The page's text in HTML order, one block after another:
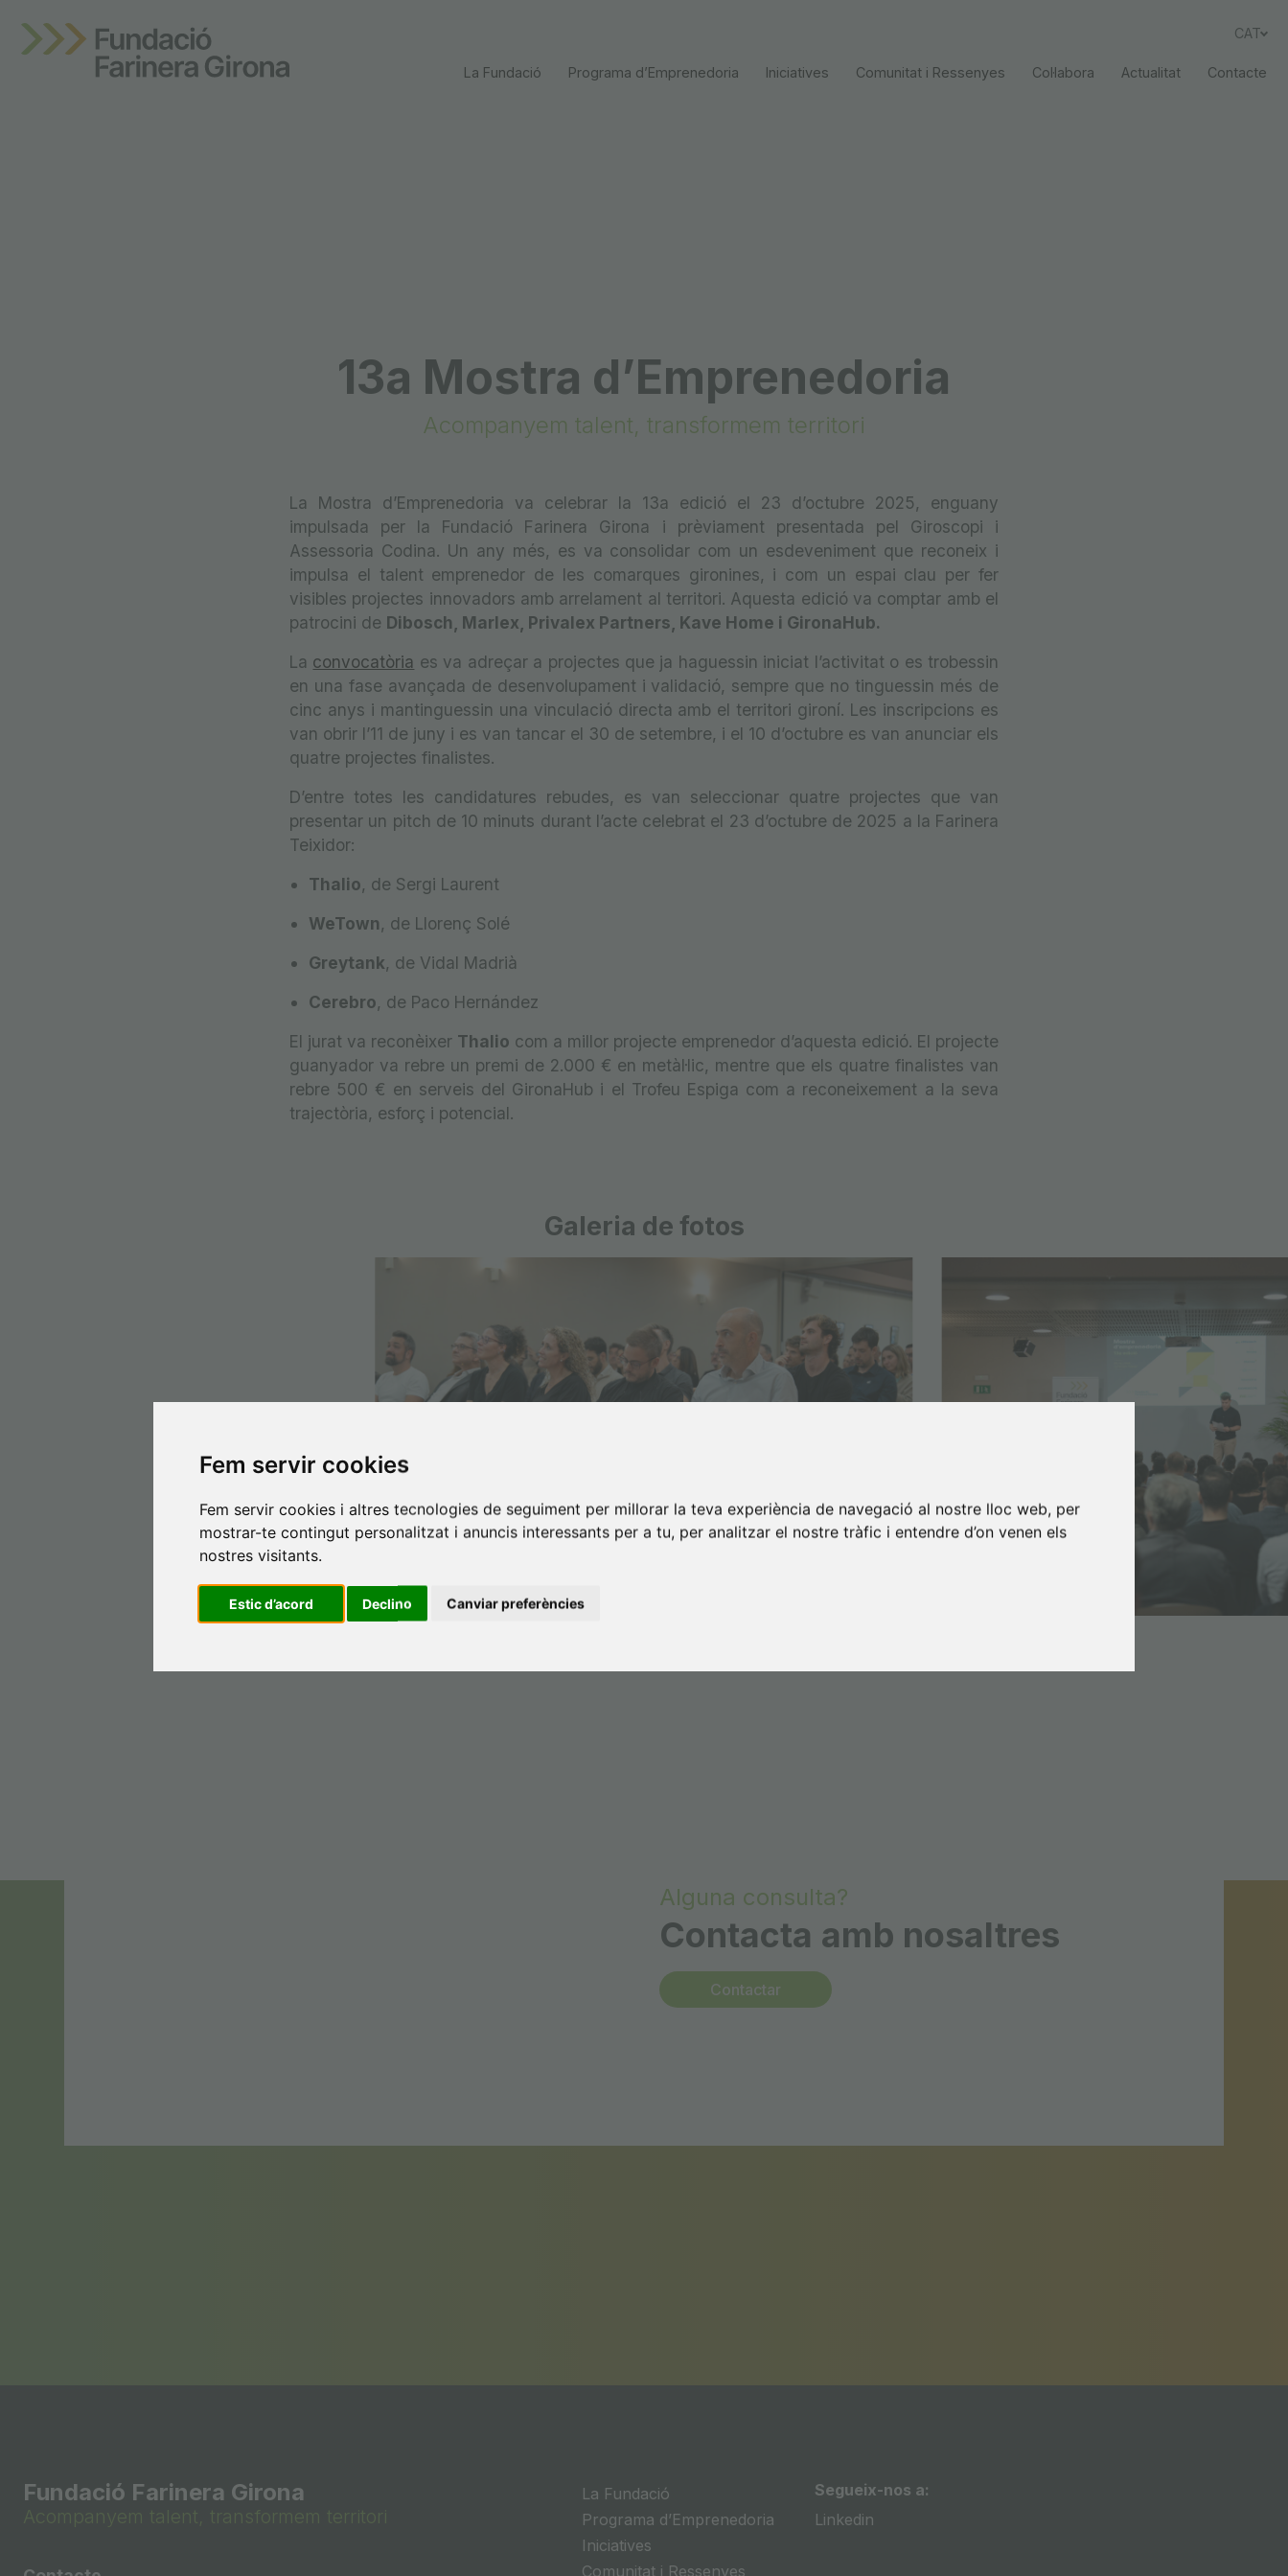
Fem servir cookies
Fem servir cookies i altres tecnologies de seguiment per millorar la teva experiència de navegació al nostre lloc web, per
mostrar-te contingut personalitzat i anuncis interessants per a tu, per analitzar el nostre tràfic i entendre d’on venen els
nostres visitants.
Estic d’acord Declino Canviar preferències
CAT
La Fundació Programa dʼEmprenedoria Iniciatives Comunitat i Ressenyes Col·labora Actualitat Contacte
13a Mostra d’Emprenedoria
Acompanyem talent, transformem territori
La Mostra d’Emprenedoria va celebrar la 13a edició el 23 d’octubre 2025, enguany
impulsada per la Fundació Farinera Girona i prèviament presentada pel Giroscopi i
Assessoria Codina. Un any més, es va consolidar com un esdeveniment que reconeix i
impulsa el talent emprenedor de les comarques gironines, i com un espai clau per fer
visibles projectes innovadors amb arrelament al territori. Aquesta edició va comptar amb el
patrocini de Dibosch, Marlex, Privalex Partners, Kave Home i GironaHub.
La convocatòria es va adreçar a projectes que ja haguessin iniciat l’activitat o es trobessin
en una fase avançada de desenvolupament i validació, sempre que no tinguessin més de
cinc anys i mantinguessin una vinculació directa amb el territori gironí. Les inscripcions es
van obrir l’11 de juny i es van tancar el 30 de setembre, i el 10 d’octubre es van anunciar els
quatre projectes finalistes.
D’entre totes les candidatures rebudes, es van seleccionar quatre projectes que van
presentar un pitch de 10 minuts durant l’acte celebrat el 23 d’octubre de 2025 a la Farinera
Teixidor:
Thalio, de Sergi Laurent
WeTown, de Llorenç Solé
Greytank, de Vidal Madrià
Cerebro, de Paco Hernández
El jurat va reconèixer Thalio com a millor projecte emprenedor d’aquesta edició. El projecte
guanyador va rebre un premi de 2.000 € en metàl·lic, mentre que els quatre finalistes van
rebre 500 € en serveis del GironaHub i el Trofeu Espiga com a reconeixement a la seva
trajectòria, esforç i potencial.
Galeria de fotos
Alguna consulta?
Contacta amb nosaltres
Contactar
Fundació Farinera Girona
Acompanyem talent, transformem territori
La Fundació
Programa dʼEmprenedoria
Iniciatives
Comunitat i Ressenyes
Segueix-nos a:
Linkedin